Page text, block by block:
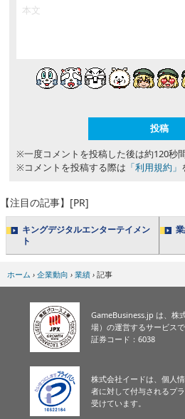
※一度コメントを投稿した後は約120秒
※コメントを投稿する際は 「利用規約」
【注目の記事】[PR]
キングデジタルエンターテイメン
ト
ホーム › 企業動向 › 業績 › 記事
GameBusiness.jp は、株
場）の運営するサービスで
証券コード：6038
株式会社イードは、個人
者に対して付与されるプ
受けています。